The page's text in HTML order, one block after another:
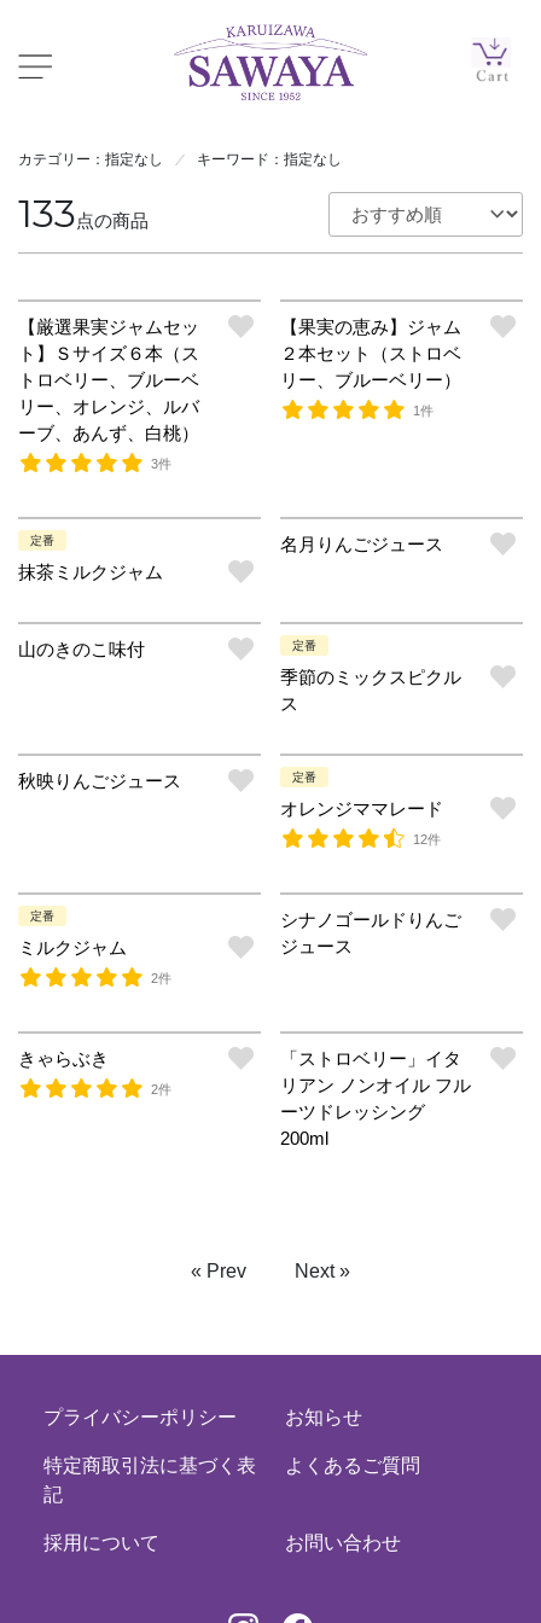
カテゴリー：指定なし キーワード：指定なし
133点の商品
【厳選果実ジャムセッ
ト】Ｓサイズ６本（ス
トロベリー、ブルーベ
リー、オレンジ、ルバ
ーブ、あんず、白桃）
3件
【果実の恵み】ジャム
２本セット（ストロベ
リー、ブルーベリー）
1件
定番
抹茶ミルクジャム
名月りんごジュース
山のきのこ味付 定番
季節のミックスピクル
ス
秋映りんごジュース 定番
オレンジママレード
12件
定番
ミルクジャム
2件
シナノゴールドりんご
ジュース
きゃらぶき
2件
「ストロベリー」イタ
リアン ノンオイル フル
ーツドレッシング
200ml
« Prev Next »
プライバシーポリシー お知らせ
特定商取引法に基づく表
記
よくあるご質問
採用について お問い合わせ